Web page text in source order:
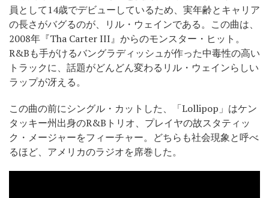
員として14歳でデビューしているため、実年齢とキャリア
の長さがバグるのが、リル・ウェインである。この曲は、
2008年『Tha Carter III』からのモンスター・ヒット。
R&Bも手がけるバングラディッシュが作った中毒性の高い
トラックに、話題がどんどん変わるリル・ウェインらしい
ラップが冴える。
この曲の前にシングル・カットした、「Lollipop」はケン
タッキー州出身のR&Bトリオ、プレイヤの故スタティッ
ク・メージャーをフィーチャー。どちらも社会現象と呼べ
るほど、アメリカのラジオを席巻した。